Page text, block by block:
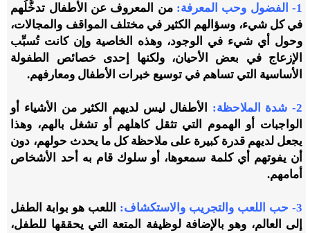
1- الفضول وحب المعرفة
:من المعروف عن الأطفال تدخُّلُهم
في كل شيء، وسؤالهم الكثير في مختلف المواقف والمجالات،
وحول أي شيء في الوجود، وهذه الخاصية وإن كانت تُسبِّب
الإزعاج في بعض الأحيان، ولكنها إحدى خصائص الطفولة
الأساسية التي تساهم في توسيع خبرات الأطفال ومعارفهم.
2- شدة الملاحظة :
الأطفال ليس لديهم الكثير من الأشياء أو
الواجبات أو الهموم التي تثقل كاهلهم أو تشغل بالهم، وهذا
يجعل لديهم قدرة كبيرة على ملاحظة كل ما يحدث حولهم، دون
أن يفوتهم أي كلمة سمعوها، أو سلوك قام به أحد الأشخاص
أمامهم.
3- حب اللعب والتجريب والاستكشاف : اللعب هو بوابة الطفل
إلى العالم، وهو بالإضافة لوظيفة المتعة التي يحققها للطفل،